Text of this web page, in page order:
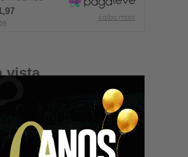
vista
vista. Economize: R$ 3,84
/ Espírito Santo
N/A